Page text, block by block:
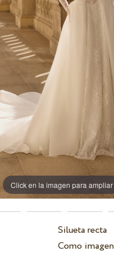
Click en la imagen para ampliar
Silueta recta
Como imagen